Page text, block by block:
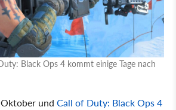
Black Ops 4 kommt einige Tage nach
und Call of Duty: Black Ops 4